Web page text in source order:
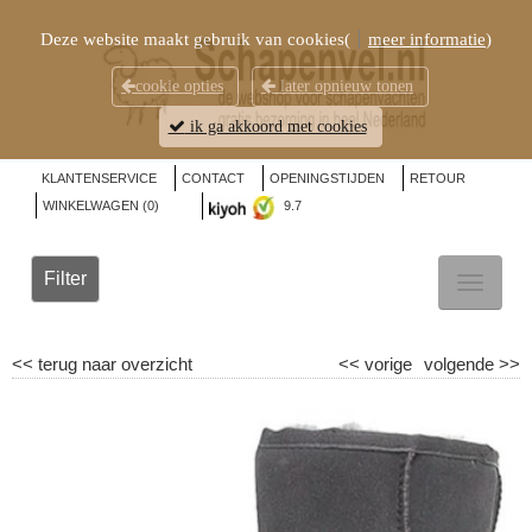
KLANTENSERVICE CONTACT OPENINGSTIJDEN
RETOUR
WINKELWAGEN (0) 9.7
Filter
<< terug naar overzicht volgende >>
<< vorige
Deze website maakt gebruik van cookies( meer informatie)
cookie opties later opnieuw tonen
ik ga akkoord met cookies